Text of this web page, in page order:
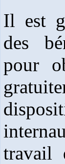
Il est
des
pour
travail